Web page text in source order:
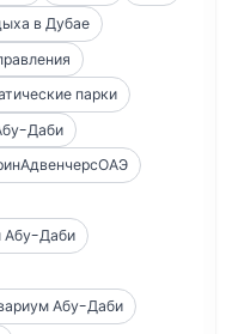
в Дубае
парки
Даби
Абу-Даби
Абу-Даби